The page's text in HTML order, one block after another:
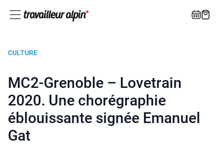
CULTURE
MC2-Grenoble – Lovetrain
2020. Une chorégraphie
éblouissante signée Emanuel
Gat